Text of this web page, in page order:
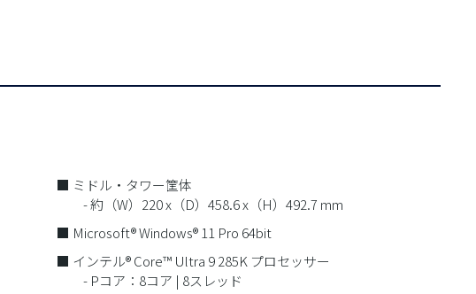
■ ミドル・タワー筐体
- 約（W）220 x（D）458.6 x（H）492.7 mm
■ Microsoft® Windows® 11 Pro 64bit
■ インテル® Core™ Ultra 9 285K プロセッサー
- Pコア：8コア | 8スレッド